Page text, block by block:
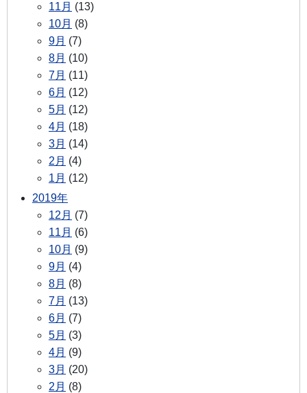
11月 (13)
10月 (8)
9月 (7)
8月 (10)
7月 (11)
6月 (12)
5月 (12)
4月 (18)
3月 (14)
2月 (4)
1月 (12)
2019年
12月 (7)
11月 (6)
10月 (9)
9月 (4)
8月 (8)
7月 (13)
6月 (7)
5月 (3)
4月 (9)
3月 (20)
2月 (8)